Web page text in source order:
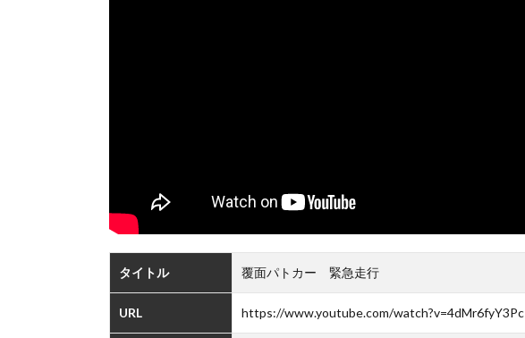
タイトル 覆面パトカー 緊急走行
URL https://www.youtube.com/watch?v=4dMr6fyY3Pc